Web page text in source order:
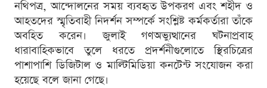
নথিপত্র, আন্দোলনের সময় ব্যবহৃত উপকরণ এবং শহীদ ও
আহতদের স্মৃতিবাহী নিদর্শন সম্পর্কে সংশ্লিষ্ট কর্মকর্তারা তাঁকে
অবহিত করেন। জুলাই গণঅভ্যুত্থানের ঘটনাপ্রবাহ
ধারাবাহিকভাবে তুলে ধরতে প্রদর্শনীগুলোতে স্থিরচিত্রের
পাশাপাশি ডিজিটাল ও মাল্টিমিডিয়া কনটেন্ট সংযোজন করা
হয়েছে বলে জানা গেছে।